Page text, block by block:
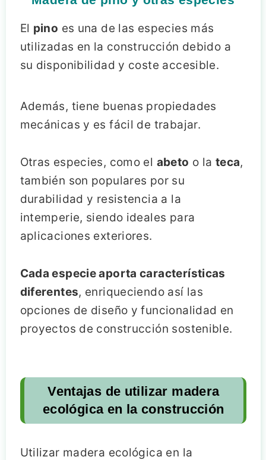
El pino es una de las especies más
utilizadas en la construcción debido a
su disponibilidad y coste accesible.
Además, tiene buenas propiedades
mecánicas y es fácil de trabajar.
Otras especies, como el abeto o la teca,
también son populares por su
durabilidad y resistencia a la
intemperie, siendo ideales para
aplicaciones exteriores.
Cada especie aporta características
diferentes, enriqueciendo así las
opciones de diseño y funcionalidad en
proyectos de construcción sostenible.
Ventajas de utilizar madera
ecológica en la construcción
Utilizar madera ecológica en la